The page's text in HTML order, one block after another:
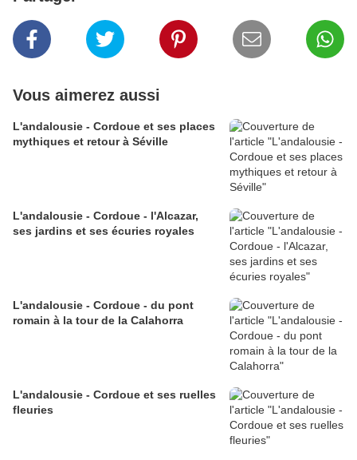
Vous aimerez aussi
L'andalousie - Cordoue et ses places
mythiques et retour à Séville
L'andalousie - Cordoue - l'Alcazar,
ses jardins et ses écuries royales
L'andalousie - Cordoue - du pont
romain à la tour de la Calahorra
L'andalousie - Cordoue et ses ruelles
fleuries